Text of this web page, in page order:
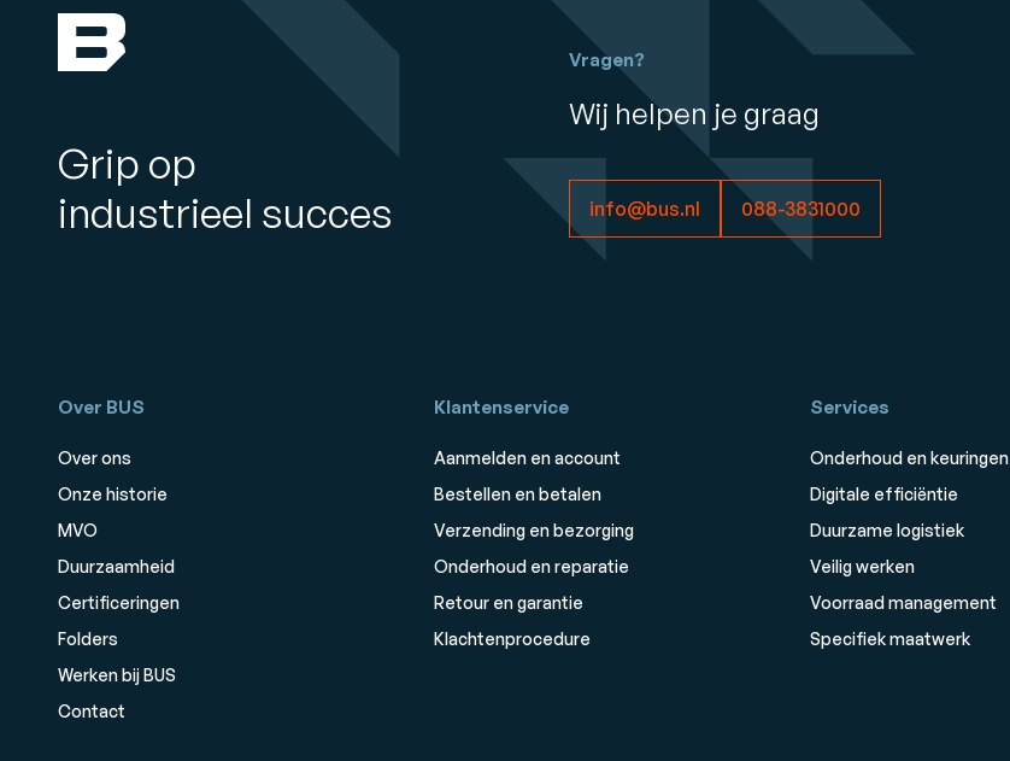
Grip op
industrieel succes
Vragen?
Wij helpen je graag
info@bus.nl 088-3831000
Over BUS
Over ons
Onze historie
MVO
Duurzaamheid
Certificeringen
Folders
Werken bij BUS
Contact
Klantenservice
Aanmelden en account
Bestellen en betalen
Verzending en bezorging
Onderhoud en reparatie
Retour en garantie
Klachtenprocedure
Services
Onderhoud en keuringen
Digitale efficiëntie
Duurzame logistiek
Veilig werken
Voorraad management
Specifiek maatwerk